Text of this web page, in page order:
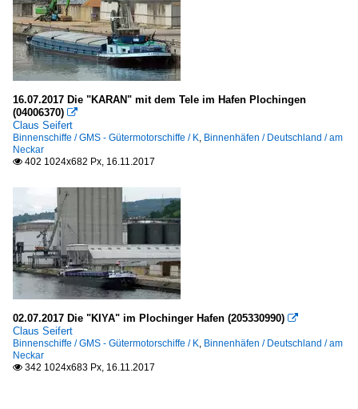
16.07.2017 Die "KARAN" mit dem Tele im Hafen Plochingen
(04006370) 
Claus Seifert
Binnenschiffe / GMS - Gütermotorschiffe / K, Binnenhäfen / Deutschland / am
Neckar
 402 1024x682 Px, 16.11.2017
02.07.2017 Die "KIYA" im Plochinger Hafen (205330990) 
Claus Seifert
Binnenschiffe / GMS - Gütermotorschiffe / K, Binnenhäfen / Deutschland / am
Neckar
 342 1024x683 Px, 16.11.2017